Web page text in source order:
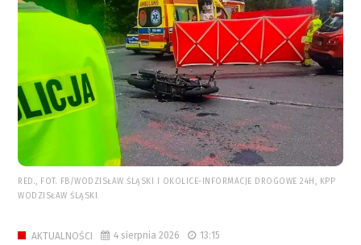
RED., FOT. FB/WODZISŁAW ŚLĄSKI I OKOLICE-INFORMACJE DROGOWE 24H, KPP
WODZISŁAW ŚLĄSKI
AKTUALNOŚCI 4 sierpnia 2026 13:15